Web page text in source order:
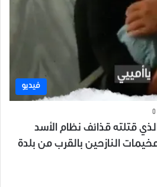
فيديو
0
قتلته قذائف نظام الأسد
النازحين بالقرب من بلدة